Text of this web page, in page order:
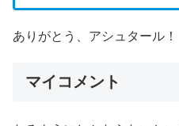
ありがとう、アシュタール
マイコメント